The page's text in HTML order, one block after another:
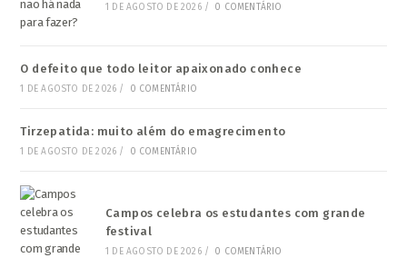
1 DE AGOSTO DE 2026 / 0 COMENTÁRIO
O defeito que todo leitor apaixonado conhece
1 DE AGOSTO DE 2026 / 0 COMENTÁRIO
Tirzepatida: muito além do emagrecimento
1 DE AGOSTO DE 2026 / 0 COMENTÁRIO
Campos celebra os estudantes com grande
festival
1 DE AGOSTO DE 2026 / 0 COMENTÁRIO